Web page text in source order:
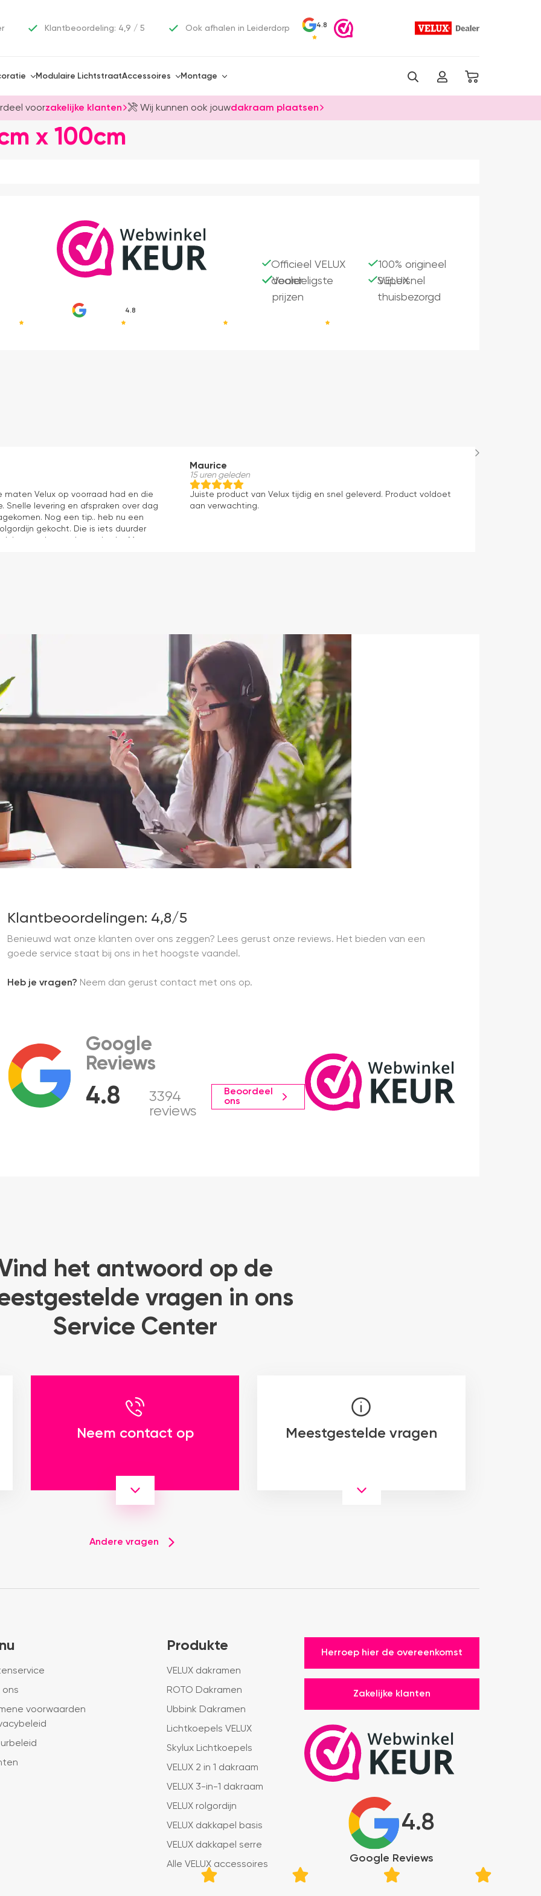
Klantbeoordeling: 4,9 / 5 Ook afhalen in Leiderdorp 4.8
Modulaire LichtstraatAccessoires Montage
voorzakelijke klanten Wij kunnen ook jouwdakraam plaatsen
x 100cm
4.8
Officieel VELUX
dealer
100% origineel
VELUX
Voordeligste
prijzen
Supersnel
thuisbezorgd
maten Velux op voorraad had en die
Snelle levering en afspraken over dag
Nog een tip.. heb nu een
gekocht. Die is iets duurder
Maurice
15 uren geleden
Juiste product van Velux tijdig en snel geleverd. Product voldoet
aan verwachting.
Klantbeoordelingen: 4,8/5
Benieuwd wat onze klanten over ons zeggen? Lees gerust onze reviews. Het bieden van een
goede service staat bij ons in het hoogste vaandel.
Heb je vragen? Neem dan gerust contact met ons op.
4.8
Google
Reviews
3394
reviews
Beoordeel
ons
het antwoord op de
vragen in ons
Service Center
Neem contact op Meestgestelde vragen
Andere vragen
ons
voorwaarden
Produkte
VELUX dakramen
ROTO Dakramen
Ubbink Dakramen
Lichtkoepels VELUX
Skylux Lichtkoepels
VELUX 2 in 1 dakraam
VELUX 3-in-1 dakraam
VELUX rolgordijn
VELUX dakkapel basis
VELUX dakkapel serre
Alle VELUX accessoires
Herroep hier de overeenkomst
Zakelijke klanten
4.8
Google Reviews